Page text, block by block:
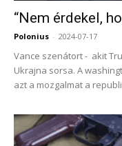
“Nem érdekel,
Polonius - 2024-07-17
Vance szenátort - akit
Ukrajna sorsa. A
azt a mozgalmat a